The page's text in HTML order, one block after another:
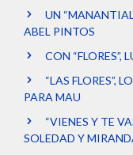
UN
ABEL PINTOS
CON “FLORES”,
“LAS FLORES”,
PARA MAU
“VIENES Y TE
SOLEDAD Y